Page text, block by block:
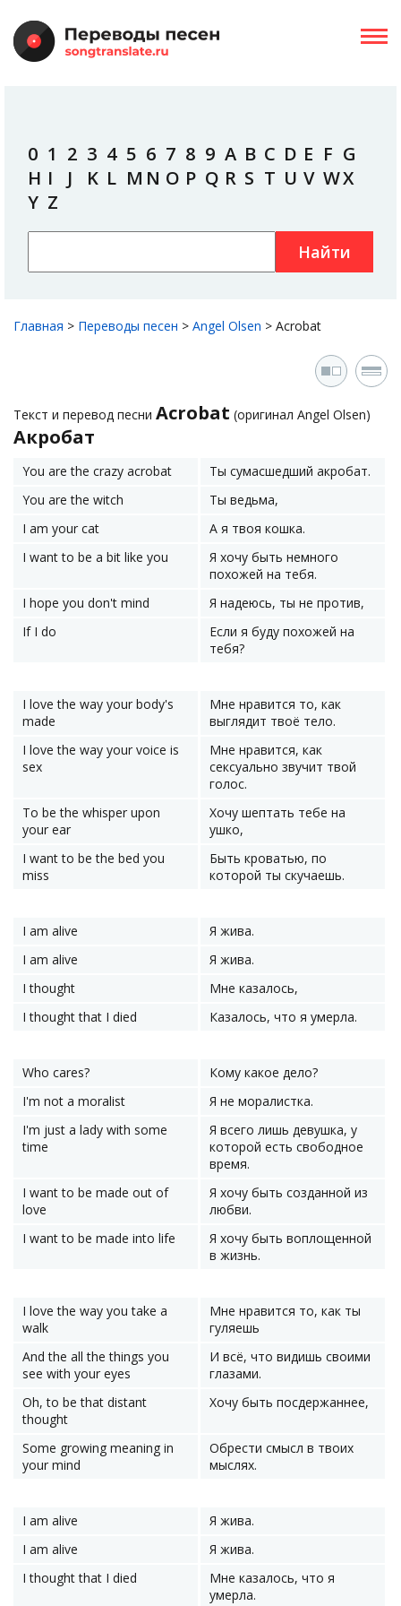
0 1 2 3 4 5 6 7 8 9 A B C D E F G
H I J K L M N O P Q R S T U V WX
Y Z
Найти
Главная > Переводы песен > Angel Olsen > Acrobat
Текст и перевод песни Acrobat (оригинал Angel Olsen)
Акробат
You are the crazy acrobat
Ты сумасшедший акробат.
You are the witch
Ты ведьма,
I am your cat
А я твоя кошка.
I want to be a bit like you
Я хочу быть немного
похожей на тебя.
I hope you don't mind
Я надеюсь, ты не против,
If I do
Если я буду похожей на
тебя?
I love the way your body's
made
Мне нравится то, как
выглядит твоё тело.
I love the way your voice is
sex
Мне нравится, как
сексуально звучит твой
голос.
To be the whisper upon
your ear
Хочу шептать тебе на
ушко,
I want to be the bed you
miss
Быть кроватью, по
которой ты скучаешь.
I am alive
Я жива.
I am alive
Я жива.
I thought
Мне казалось,
I thought that I died
Казалось, что я умерла.
Who cares?
Кому какое дело?
I'm not a moralist
Я не моралистка.
I'm just a lady with some
time
Я всего лишь девушка, у
которой есть свободное
время.
I want to be made out of
love
Я хочу быть созданной из
любви.
I want to be made into life
Я хочу быть воплощенной
в жизнь.
I love the way you take a
walk
Мне нравится то, как ты
гуляешь
And the all the things you
see with your eyes
И всё, что видишь своими
глазами.
Oh, to be that distant
thought
Хочу быть посдержаннее,
Some growing meaning in
your mind
Обрести смысл в твоих
мыслях.
I am alive
Я жива.
I am alive
Я жива.
I thought that I died
Мне казалось, что я
умерла.